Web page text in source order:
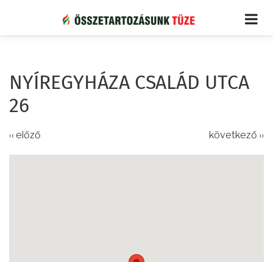
tartalomra
NYÍREGYHÁZA CSALÁD UTCA
26
‹‹ előző következő ››